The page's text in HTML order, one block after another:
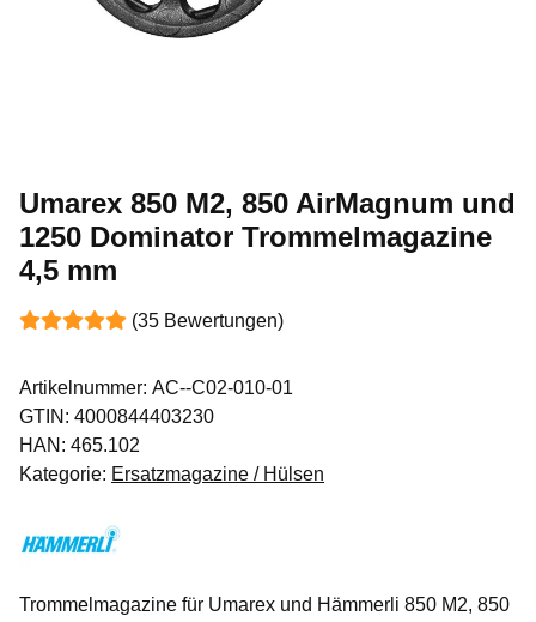
Umarex 850 M2, 850 AirMagnum und
1250 Dominator Trommelmagazine
4,5 mm
(35 Bewertungen)
Artikelnummer: AC--C02-010-01
GTIN: 4000844403230
HAN: 465.102
Kategorie: Ersatzmagazine / Hülsen
Trommelmagazine für Umarex und Hämmerli 850 M2, 850